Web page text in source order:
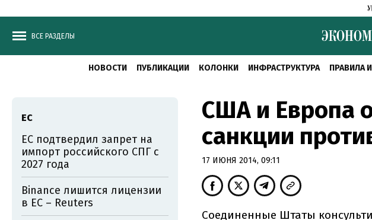
ВСЕ РАЗДЕЛЫ
НОВОСТИ ПУБЛИКАЦИИ КОЛОНКИ ИНФРАСТРУКТУРА ПРАВИЛА
США и Европа
санкции
17 ИЮНЯ 2014, 09:11
Соединенные Штаты
ЕС
ЕС подтвердил запрет на
импорт российского СПГ с
2027 года
Binance лишится лицензии
в ЕС – Reuters